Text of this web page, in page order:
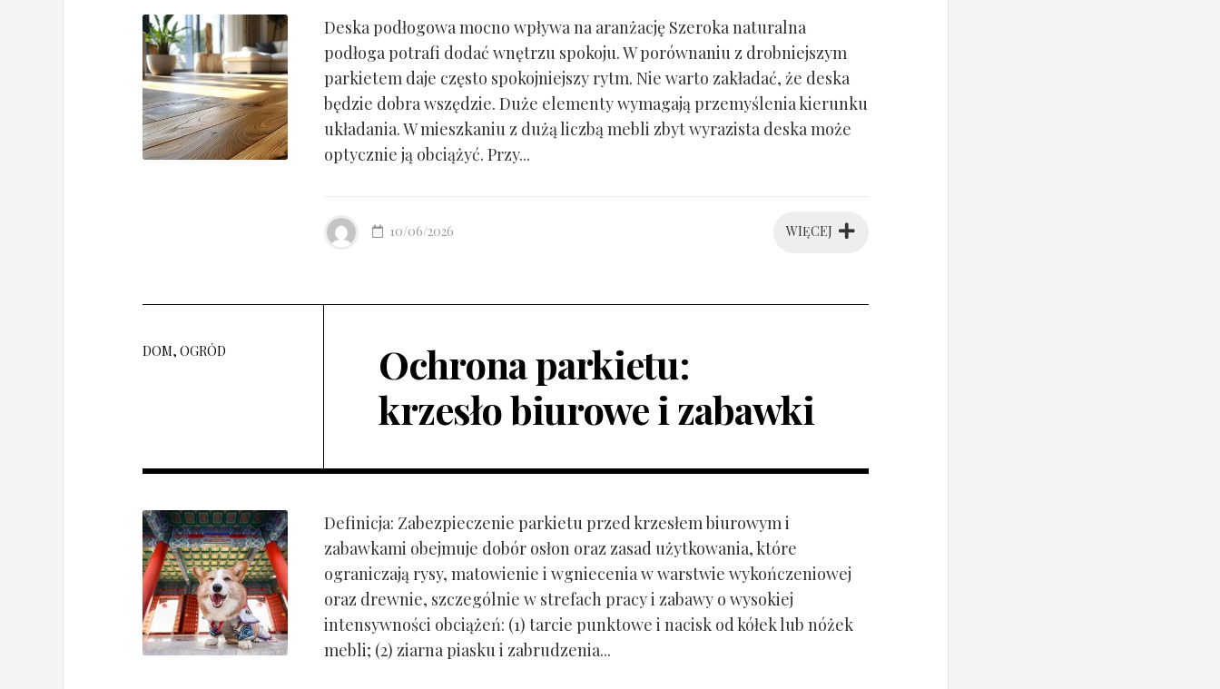
Deska podłogowa mocno wpływa na aranżację Szeroka naturalna
podłoga potrafi dodać wnętrzu spokoju. W porównaniu z drobniejszym
parkietem daje często spokojniejszy rytm. Nie warto zakładać, że deska
będzie dobra wszędzie. Duże elementy wymagają przemyślenia kierunku
układania. W mieszkaniu z dużą liczbą mebli zbyt wyrazista deska może
optycznie ją obciążyć. Przy...
WIĘCEJ
10/06/2026
DOM, OGRÓD
Ochrona parkietu:
krzesło biurowe i zabawki
Definicja: Zabezpieczenie parkietu przed krzesłem biurowym i
zabawkami obejmuje dobór osłon oraz zasad użytkowania, które
ograniczają rysy, matowienie i wgniecenia w warstwie wykończeniowej
oraz drewnie, szczególnie w strefach pracy i zabawy o wysokiej
intensywności obciążeń: (1) tarcie punktowe i nacisk od kółek lub nóżek
mebli; (2) ziarna piasku i zabrudzenia...